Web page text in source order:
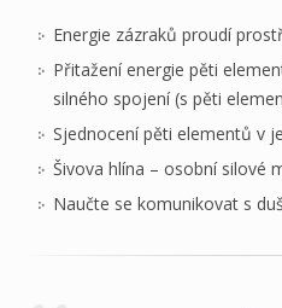
Energie zázraků proudí
Přitažení energie pěti
silného spojení (s pěti
Sjednocení pěti elementů v
Šivova hlína – osobní silové
Naučte se komunikovat s